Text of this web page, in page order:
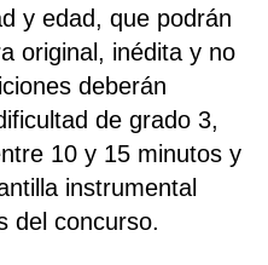
y edad, que podrán
original, inédita y no
deberán
de grado 3,
10 y 15 minutos y
instrumental
del concurso.